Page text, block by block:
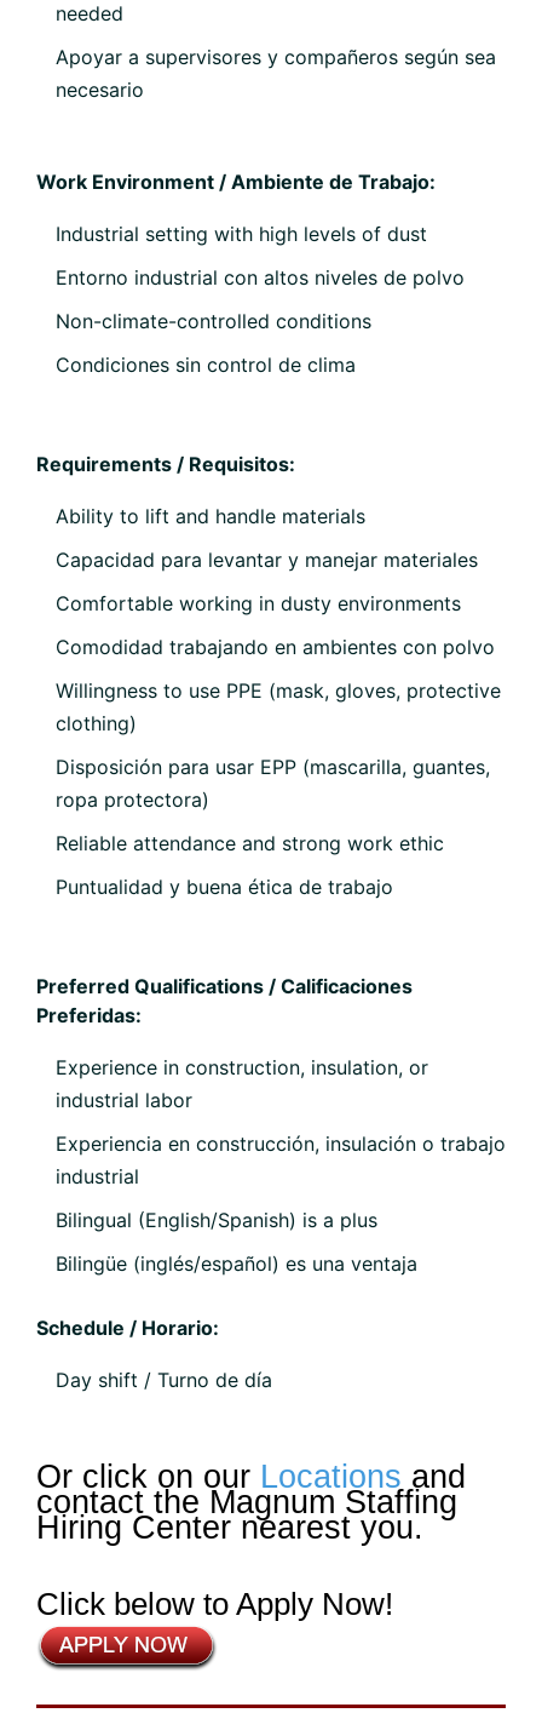
needed
Apoyar a supervisores y compañeros según sea
necesario
Work Environment / Ambiente de Trabajo:
Industrial setting with high levels of dust
Entorno industrial con altos niveles de polvo
Non-climate-controlled conditions
Condiciones sin control de clima
Requirements / Requisitos:
Ability to lift and handle materials
Capacidad para levantar y manejar materiales
Comfortable working in dusty environments
Comodidad trabajando en ambientes con polvo
Willingness to use PPE (mask, gloves, protective
clothing)
Disposición para usar EPP (mascarilla, guantes,
ropa protectora)
Reliable attendance and strong work ethic
Puntualidad y buena ética de trabajo
Preferred Qualifications / Calificaciones
Preferidas:
Experience in construction, insulation, or
industrial labor
Experiencia en construcción, insulación o trabajo
industrial
Bilingual (English/Spanish) is a plus
Bilingüe (inglés/español) es una ventaja
Schedule / Horario:
Day shift / Turno de día
Or click on our Locations and
contact the Magnum Staffing
Hiring Center nearest you.
Click below to Apply Now!